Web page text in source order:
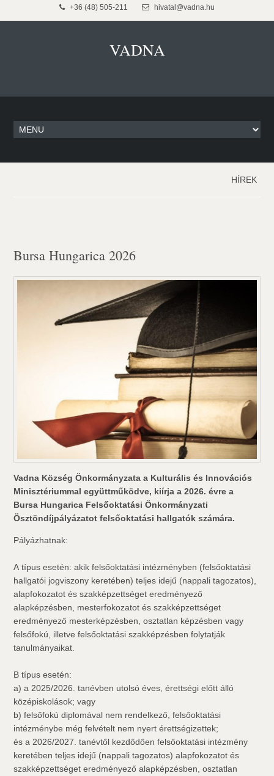
+36 (48) 505-211 hivatal@vadna.hu
VADNA
HÍREK
Bursa Hungarica 2026
Vadna Község Önkormányzata a Kulturális és Innovációs
Minisztériummal együttműködve, kiírja a 2026. évre a
Bursa Hungarica Felsőoktatási Önkormányzati
Ösztöndíjpályázatot felsőoktatási hallgatók számára.
Pályázhatnak:
A típus esetén: akik felsőoktatási intézményben (felsőoktatási
hallgatói jogviszony keretében) teljes idejű (nappali tagozatos),
alapfokozatot és szakképzettséget eredményező
alapképzésben, mesterfokozatot és szakképzettséget
eredményező mesterképzésben, osztatlan képzésben vagy
felsőfokú, illetve felsőoktatási szakképzésben folytatják
tanulmányaikat.
B típus esetén:
a) a 2025/2026. tanévben utolsó éves, érettségi előtt álló
középiskolások; vagy
b) felsőfokú diplomával nem rendelkező, felsőoktatási
intézménybe még felvételt nem nyert érettségizettek;
és a 2026/2027. tanévtől kezdődően felsőoktatási intézmény
keretében teljes idejű (nappali tagozatos) alapfokozatot és
szakképzettséget eredményező alapképzésben, osztatlan